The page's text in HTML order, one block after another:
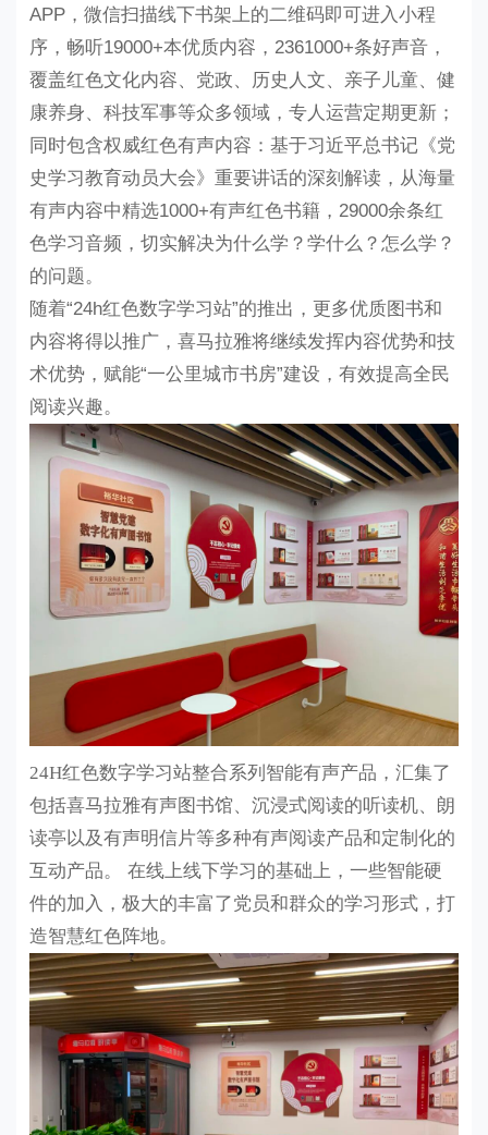
APP，微信扫描线下书架上的二维码即可进入小程
序，畅听19000+本优质内容，2361000+条好声音，
覆盖红色文化内容、党政、历史人文、亲子儿童、健
康养身、科技军事等众多领域，专人运营定期更新；
同时包含权威红色有声内容：基于习近平总书记《党
史学习教育动员大会》重要讲话的深刻解读，从海量
有声内容中精选1000+有声红色书籍，29000余条红
色学习音频，切实解决为什么学？学什么？怎么学？
的问题。
随着“24h红色数字学习站”的推出，更多优质图书和
内容将得以推广，喜马拉雅将继续发挥内容优势和技
术优势，赋能“一公里城市书房”建设，有效提高全民
阅读兴趣。
24H红色数字学习站整合系列智能有声产品， 汇集了
包括喜马拉雅有声图书馆、沉浸式阅读的听读机、朗
读亭以及有声明信片等多种有声阅读产品和定制化的
互动产品。
在线上线下学习的基础上，一些智能硬
件的加入，极大的丰富了党员和群众的学习形式， 打
造智慧红色阵地。